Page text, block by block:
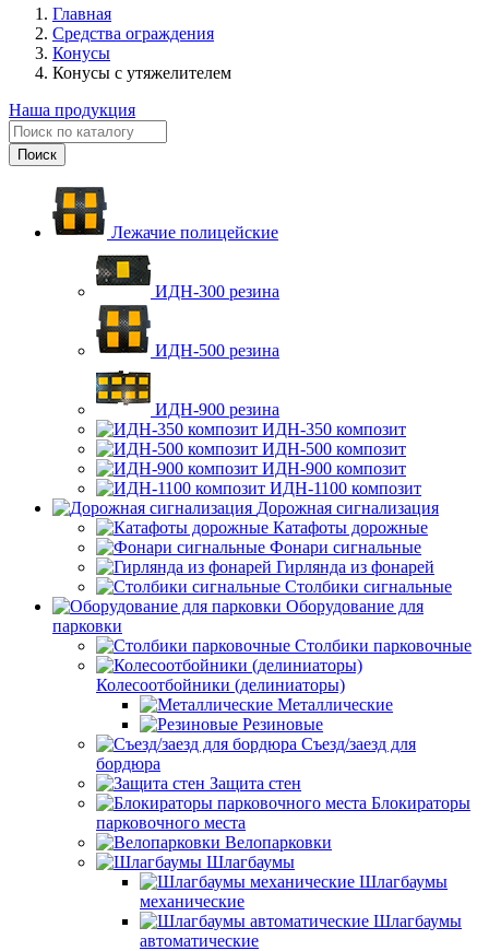
Главная
Средства ограждения
Конусы
Конусы с утяжелителем
Наша продукция
Лежачие полицейские
ИДН-300 резина
ИДН-500 резина
ИДН-900 резина
ИДН-350 композит
ИДН-500 композит
ИДН-900 композит
ИДН-1100 композит
Дорожная сигнализация
Катафоты дорожные
Фонари сигнальные
Гирлянда из фонарей
Столбики сигнальные
Оборудование для
парковки
Столбики парковочные
Колесоотбойники (делиниаторы)
Металлические
Резиновые
Съезд/заезд для
бордюра
Защита стен
Блокираторы
парковочного места
Велопарковки
Шлагбаумы
Шлагбаумы
механические
Шлагбаумы
автоматические